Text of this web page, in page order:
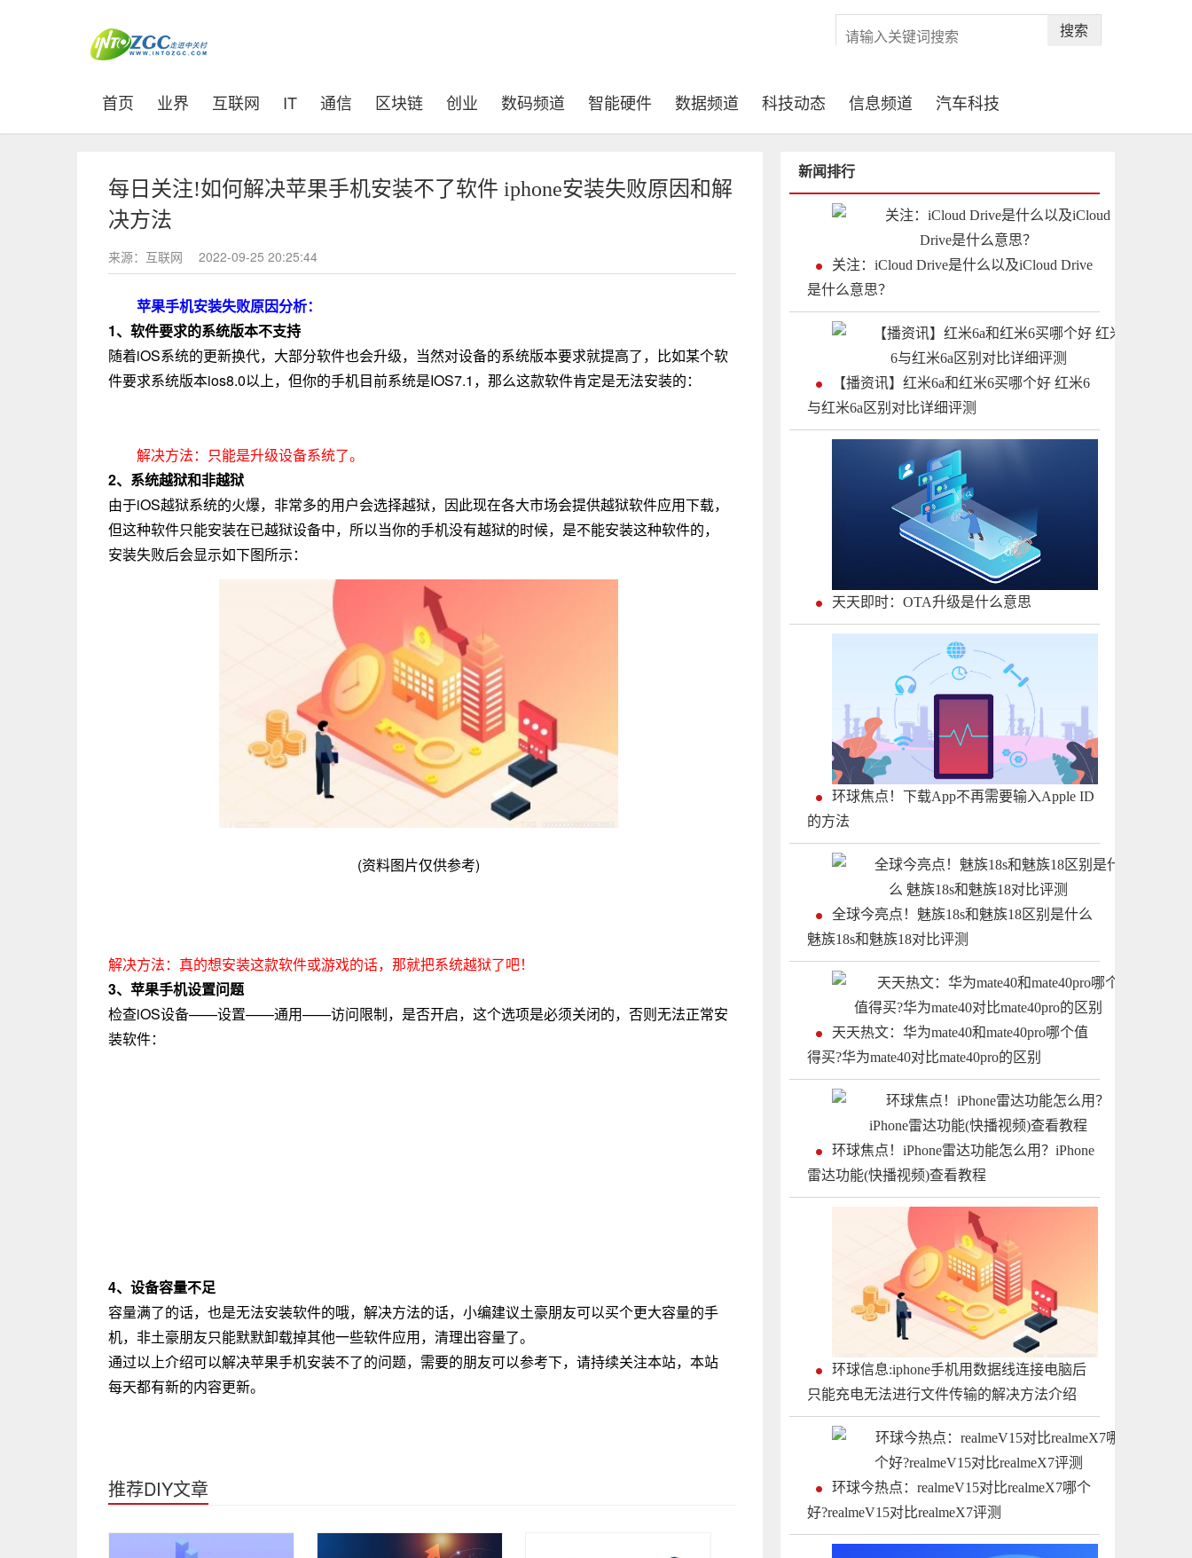
搜索
首页 (current)
业界 互联网 IT 通信 区块链 创业 数码频道 智能硬件 数据频道 科技动态 信息频道 汽车科技
每日关注!如何解决苹果手机安装不了软件 iphone安装失败原因和解
决方法
来源：互联网 2022-09-25 20:25:44
苹果手机安装失败原因分析：
1、软件要求的系统版本不支持
随着iOS系统的更新换代，大部分软件也会升级，当然对设备的系统版本要求就提高了，比如某个软
件要求系统版本ios8.0以上，但你的手机目前系统是IOS7.1，那么这款软件肯定是无法安装的：
解决方法：只能是升级设备系统了。
2、系统越狱和非越狱
由于iOS越狱系统的火爆，非常多的用户会选择越狱，因此现在各大市场会提供越狱软件应用下载，
但这种软件只能安装在已越狱设备中，所以当你的手机没有越狱的时候，是不能安装这种软件的，
安装失败后会显示如下图所示：
(资料图片仅供参考)
解决方法：真的想安装这款软件或游戏的话，那就把系统越狱了吧！
3、苹果手机设置问题
检查iOS设备——设置——通用——访问限制，是否开启，这个选项是必须关闭的，否则无法正常安
装软件：
4、设备容量不足
容量满了的话，也是无法安装软件的哦，解决方法的话，小编建议土豪朋友可以买个更大容量的手
机，非土豪朋友只能默默卸载掉其他一些软件应用，清理出容量了。
通过以上介绍可以解决苹果手机安装不了的问题，需要的朋友可以参考下，请持续关注本站，本站
每天都有新的内容更新。
推荐DIY文章
新闻排行
关注：iCloud Drive是什么以及iCloud Drive
是什么意思？
【播资讯】红米6a和红米6买哪个好 红米6
与红米6a区别对比详细评测
天天即时：OTA升级是什么意思
环球焦点！下载App不再需要输入Apple ID
的方法
全球今亮点！魅族18s和魅族18区别是什么
魅族18s和魅族18对比评测
天天热文：华为mate40和mate40pro哪个值
得买?华为mate40对比mate40pro的区别
环球焦点！iPhone雷达功能怎么用？iPhone
雷达功能(快播视频)查看教程
环球信息:iphone手机用数据线连接电脑后
只能充电无法进行文件传输的解决方法介绍
环球今热点：realmeV15对比realmeX7哪个
好?realmeV15对比realmeX7评测